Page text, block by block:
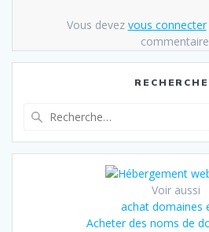
Vous devez vous connecter
:
Voir aussi
achat domaines
Acheter des noms de